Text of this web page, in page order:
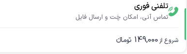
تلفنی فوری
تماس آنی، امکان چَت و ارسال فایل
شروع از 149,000 تومانء